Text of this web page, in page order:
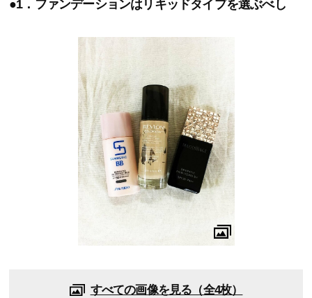
●1．ファンデーションはリキッドタイプを選ぶべし
すべての画像を見る（全4枚）